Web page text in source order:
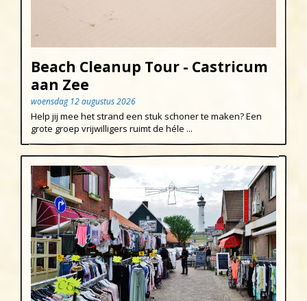
Beach Cleanup Tour - Castricum
aan Zee
woensdag 12 augustus 2026
Help jij mee het strand een stuk schoner te maken? Een
grote groep vrijwilligers ruimt de héle ...